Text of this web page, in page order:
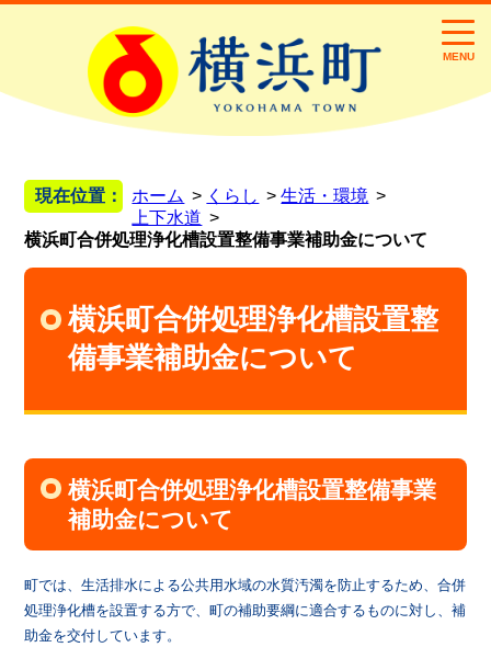
MENU
現在位置： ホーム くらし
生活・環境
上下水道
横浜町合併処理浄化槽設置整備事業補助金について
横浜町合併処理浄化槽設置整
備事業補助金について
横浜町合併処理浄化槽設置整備事業
補助金について
町では、生活排水による公共用水域の水質汚濁を防止するため、合併
処理浄化槽を設置する方で、町の補助要綱に適合するものに対し、補
助金を交付しています。